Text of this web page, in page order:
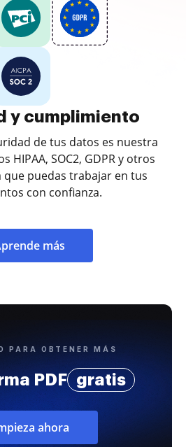
y cumplimiento
de tus datos es nuestra
HIPAA, SOC2, GDPR y otros
que puedas trabajar en tus
con confianza.
más
PARA OBTENER MÁS
PDF gratis
ahora